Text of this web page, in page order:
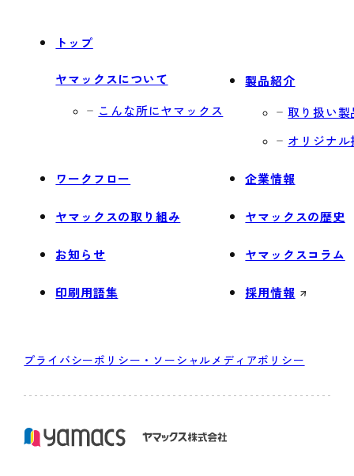
トップ
ヤマックスについて
こんな所にヤマックス
製品紹介
取り扱い製
オリジナル
ワークフロー 企業情報
ヤマックスの取り組み ヤマックスの歴史
お知らせ ヤマックスコラム
印刷用語集 採用情報
プライバシーポリシー・ソーシャルメディアポリシー